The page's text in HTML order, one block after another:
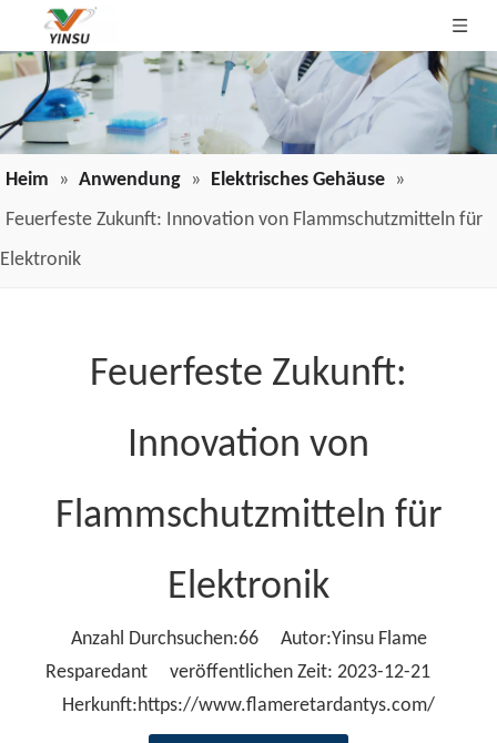
Heim » Anwendung » Elektrisches Gehäuse »
Feuerfeste Zukunft: Innovation von Flammschutzmitteln für
Elektronik
Feuerfeste Zukunft:
Innovation von
Flammschutzmitteln für
Elektronik
Anzahl Durchsuchen:66Autor:Yinsu Flame
Resparedant veröffentlichen Zeit: 2023-12-21
Herkunft:https://www.flameretardantys.com/